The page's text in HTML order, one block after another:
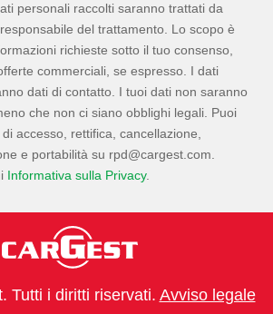
personali raccolti saranno trattati da
del trattamento. Lo scopo è
richieste sotto il tuo consenso,
commerciali, se espresso. I dati
dati di contatto. I tuoi dati non saranno
che non ci siano obblighi legali. Puoi
accesso, rettifica, cancellazione,
e portabilità su
.
Informativa sulla Privacy.
Tutti i diritti riservati. Avviso legale